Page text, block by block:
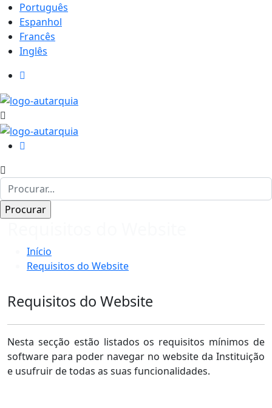
Português
Espanhol
Francês
Inglês
Início
Requisitos do Website
Requisitos do Website
Nesta secção estão listados os requisitos mínimos de
software para poder navegar no website da Instituição
e usufruir de todas as suas funcionalidades.